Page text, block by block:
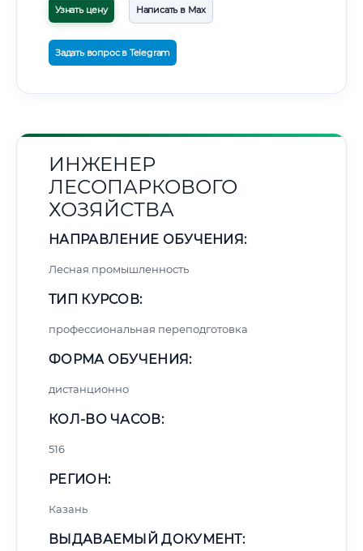
Узнать цену Написать в Max
Задать вопрос в Telegram
ИНЖЕНЕР
ЛЕСОПАРКОВОГО
ХОЗЯЙСТВА
НАПРАВЛЕНИЕ ОБУЧЕНИЯ:
Лесная промышленность
ТИП КУРСОВ:
профессиональная переподготовка
ФОРМА ОБУЧЕНИЯ:
дистанционно
КОЛ-ВО ЧАСОВ:
516
РЕГИОН:
Казань
ВЫДАВАЕМЫЙ ДОКУМЕНТ: